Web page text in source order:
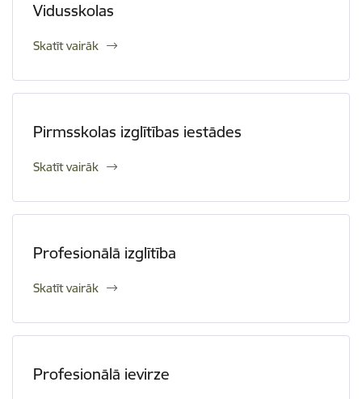
Vidusskolas
Skatīt vairāk
Pirmsskolas izglītības iestādes
Skatīt vairāk
Profesionālā izglītība
Skatīt vairāk
Profesionālā ievirze